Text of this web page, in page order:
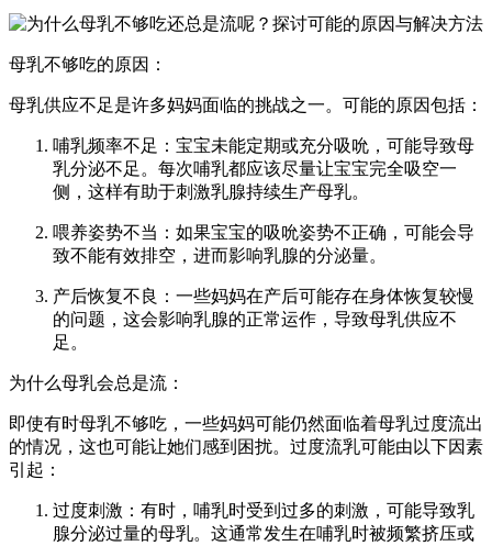
母乳不够吃的原因：
母乳供应不足是许多妈妈面临的挑战之一。可能的原因包括：
哺乳频率不足：宝宝未能定期或充分吸吮，可能导致母
乳分泌不足。每次哺乳都应该尽量让宝宝完全吸空一
侧，这样有助于刺激乳腺持续生产母乳。
喂养姿势不当：如果宝宝的吸吮姿势不正确，可能会导
致不能有效排空，进而影响乳腺的分泌量。
产后恢复不良：一些妈妈在产后可能存在身体恢复较慢
的问题，这会影响乳腺的正常运作，导致母乳供应不
足。
为什么母乳会总是流：
即使有时母乳不够吃，一些妈妈可能仍然面临着母乳过度流出
的情况，这也可能让她们感到困扰。过度流乳可能由以下因素
引起：
过度刺激：有时，哺乳时受到过多的刺激，可能导致乳
腺分泌过量的母乳。这通常发生在哺乳时被频繁挤压或